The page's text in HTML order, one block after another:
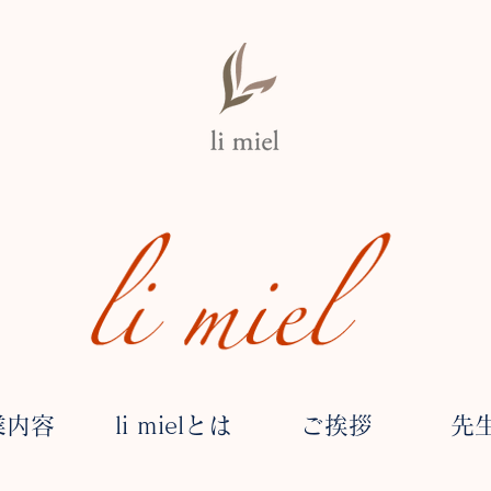
内容 li mielとは ご挨拶 先